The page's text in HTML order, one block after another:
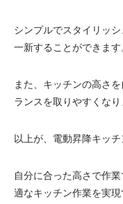
シンプルでスタイリッ
一新することができます
また、キッチンの高さ
ランスを取りやすくなり
以上が、電動昇降キッ
自分に合った高さで作
適なキッチン作業を実